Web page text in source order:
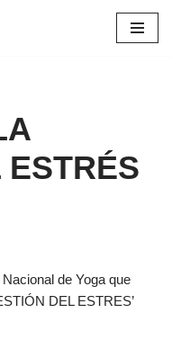
de Yoga que
DEL ESTRES’